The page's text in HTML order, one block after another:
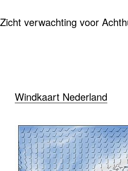
Zicht verwachting voor
Windkaart Nederland